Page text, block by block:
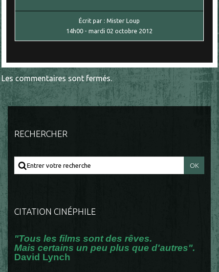
Écrit par :Mister Loup
14h00 -mardi 02 octobre 2012
Les commentaires sont fermés.
RECHERCHER
CITATION CINÉPHILE
"Tous les films sont des rêves.
Mais certains un peu plus que d'autres".
David Lynch